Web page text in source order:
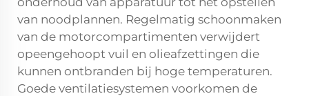
van noodplannen. Regelmatig schoonmaken
van de motorcompartimenten verwijdert
opeengehoopt vuil en olieafzettingen die
kunnen ontbranden bij hoge temperaturen.
Goede ventilatiesystemen voorkomen de